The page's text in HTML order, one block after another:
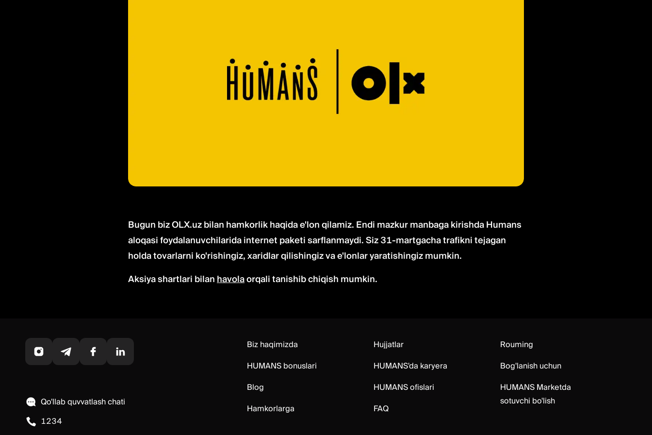
Bugun biz OLX.uz bilan hamkorlik haqida e'lon qilamiz. Endi mazkur manbaga kirishda Humans
aloqasi foydalanuvchilarida internet paketi sarflanmaydi. Siz 31-martgacha trafikni tejagan
holda tovarlarni ko'rishingiz, xaridlar qilishingiz va e'lonlar yaratishingiz mumkin.
Aksiya shartlari bilanhavolaorqali tanishib chiqish mumkin.
Qo'llab quvvatlash chati
1234
Biz haqimizda
HUMANS bonuslari
Blog
Hamkorlarga
Hujjatlar
HUMANS'da karyera
HUMANS ofislari
FAQ
Rouming
Bog'lanish uchun
HUMANS Marketda
sotuvchi bo'lish